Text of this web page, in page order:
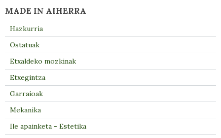
MADE IN AIHERRA
Hazkurria
Ostatuak
Etxaldeko mozkinak
Etxegintza
Garraioak
Mekanika
Ile apainketa - Estetika